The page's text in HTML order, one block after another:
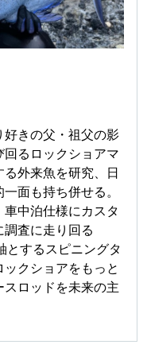
きの父・祖父の影
るロックショアマ
外来魚を研究、日
面も持ち併せる。
中泊仕様にカスタ
査に走り回る
とするスピニングタ
クショアをもっと
ロッドを未来の主